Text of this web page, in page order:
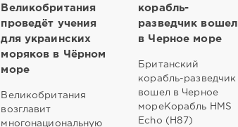
Великобритания
проведёт учения
для украинских
моряков в Чёрном
море
Великобритания
возглавит
многонациональную
корабль-
разведчик вошел
в Черное море
Британский
корабль-разведчик
вошел в Черное
мореКорабль HMS
Echo (H87)